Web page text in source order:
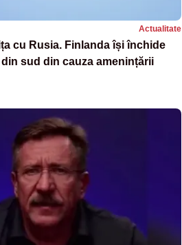
Actualitate
cu Rusia. Finlanda își închide
sud din cauza amenințării